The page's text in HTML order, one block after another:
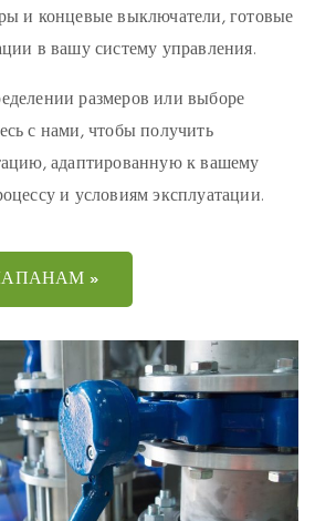
и концевые выключатели, готовые
в вашу систему управления.
размеров или выборе
с нами, чтобы получить
адаптированную к вашему
и условиям эксплуатации.
»